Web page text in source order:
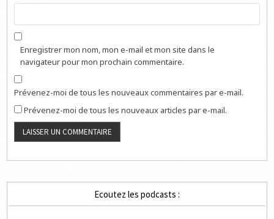
Enregistrer mon nom, mon e-mail et mon site dans le
navigateur pour mon prochain commentaire.
Prévenez-moi de tous les nouveaux commentaires par e-mail.
Prévenez-moi de tous les nouveaux articles par e-mail.
Ecoutez les podcasts :